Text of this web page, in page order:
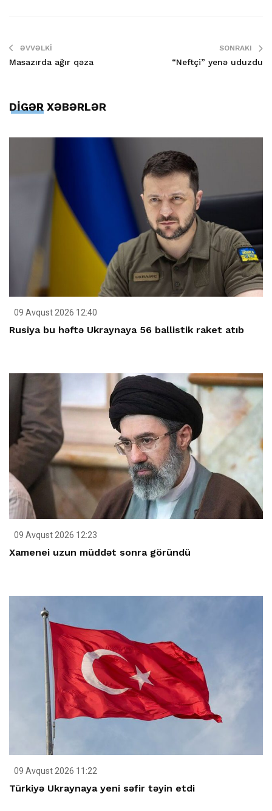
ƏVVƏLKI
Masazırda ağır qəza
SONRAKI
“Neftçi” yenə uduzdu
DİGƏR XƏBƏRLƏR
09 Avqust 2026 12:40
Rusiya bu həftə Ukraynaya 56 ballistik raket atıb
09 Avqust 2026 12:23
Xamenei uzun müddət sonra göründü
09 Avqust 2026 11:22
Türkiyə Ukraynaya yeni səfir təyin etdi